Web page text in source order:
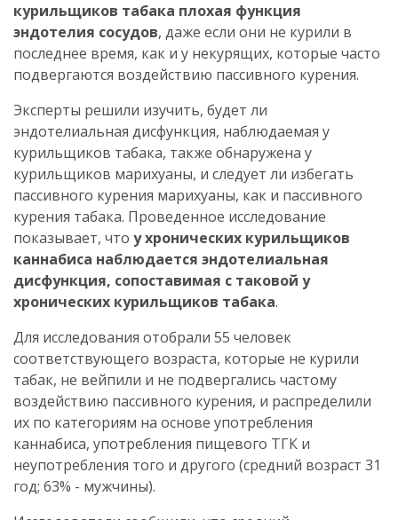
курильщиков табака плохая функция
эндотелия сосудов, даже если они не курили в
последнее время, как и у некурящих, которые часто
подвергаются воздействию пассивного курения.
Эксперты решили изучить, будет ли
эндотелиальная дисфункция, наблюдаемая у
курильщиков табака, также обнаружена у
курильщиков марихуаны, и следует ли избегать
пассивного курения марихуаны, как и пассивного
курения табака. Проведенное исследование
показывает, что у хронических курильщиков
каннабиса наблюдается эндотелиальная
дисфункция, сопоставимая с таковой у
хронических курильщиков табака.
Для исследования отобрали 55 человек
соответствующего возраста, которые не курили
табак, не вейпили и не подвергались частому
воздействию пассивного курения, и распределили
их по категориям на основе употребления
каннабиса, употребления пищевого ТГК и
неупотребления того и другого (средний возраст 31
год; 63% - мужчины).